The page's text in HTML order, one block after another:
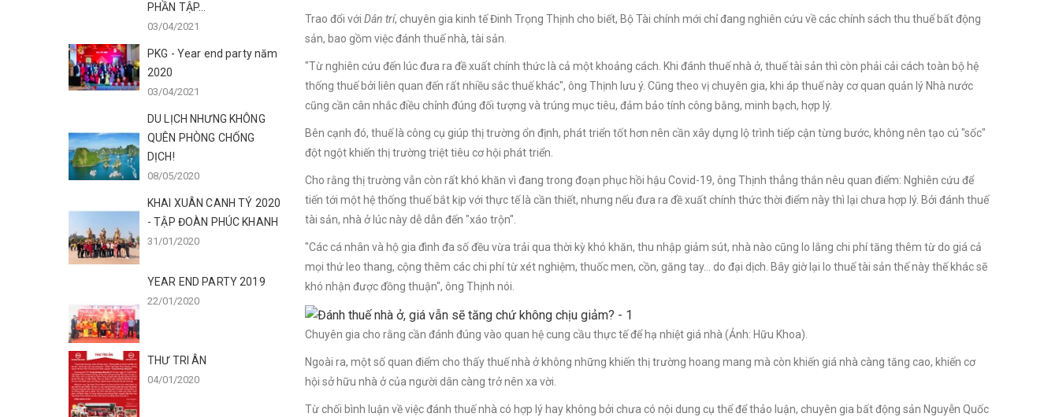
Trao đổi với Dân trí, chuyên gia kinh tế Đinh Trọng Thịnh cho biết, BộTài chính mới chỉ đang nghiên cứu về các chính sách thu thuế bất động
sản, bao gồm việc đánh thuế nhà, tài sản.
"Từ nghiên cứu đến lúc đưa ra đề xuất chính thức là cả một khoảng cách. Khi đánh thuế nhà ở, thuế tài sản thì còn phải cải cách toàn bộ hệ
thống thuế bởi liên quan đến rất nhiều sắc thuế khác", ông Thịnh lưu ý. Cũng theo vị chuyên gia, khi áp thuế này cơ quan quản lý Nhà nước
cũng cần cân nhắc điều chỉnh đúng đối tượng và trúng mục tiêu, đảm bảo tính công bằng, minh bạch, hợp lý.
Bên cạnh đó, thuế là công cụ giúp thị trường ổn định, phát triển tốt hơn nên cần xây dựng lộ trình tiếp cận từng bước, không nên tạo cú "sốc"
đột ngột khiến thị trường triệt tiêu cơ hội phát triển.
Cho rằng thị trường vẫn còn rất khó khăn vì đang trong đoạn phục hồi hậu Covid-19, ông Thịnh thẳng thắn nêu quan điểm: Nghiên cứu để
tiến tới một hệ thống thuế bắt kịp với thực tế là cần thiết, nhưng nếu đưa ra đề xuất chính thức thời điểm này thì lại chưa hợp lý. Bởi đánh thuế
tài sản, nhà ở lúc này dễ dẫn đến "xáo trộn".
"Các cá nhân và hộ gia đình đa số đều vừa trải qua thời kỳ khó khăn, thu nhập giảm sút, nhà nào cũng lo lắng chi phí tăng thêm từ do giá cả
mọi thứ leo thang, cộng thêm các chi phí từ xét nghiệm, thuốc men, cồn, găng tay… do đại dịch. Bây giờ lại lo thuế tài sản thế này thế khác sẽ
khó nhận được đồng thuận", ông Thịnh nói.
Chuyên gia cho rằng cần đánh đúng vào quan hệ cung cầu thực tế để hạ nhiệt giá nhà (Ảnh: Hữu Khoa).
Ngoài ra, một số quan điểm cho thấy thuế nhà ở không những khiến thị trường hoang mang mà còn khiến giá nhà càng tăng cao, khiến cơ
hội sở hữu nhà ở của người dân càng trở nên xa vời.
Từ chối bình luận về việc đánh thuế nhà có hợp lý hay không bởi chưa có nội dung cụ thể để thảo luận, chuyên gia bất động sản Nguyễn Quốc
PHẦN TẬP...
03/04/2021
PKG - Year end party năm
2020
03/04/2021
DU LỊCH NHƯNG KHÔNG
QUÊN PHÒNG CHỐNG
DỊCH!
08/05/2020
KHAI XUÂN CANH TÝ 2020
- TẬP ĐOÀN PHÚC KHANH
31/01/2020
YEAR END PARTY 2019
22/01/2020
THƯ TRI ÂN
04/01/2020